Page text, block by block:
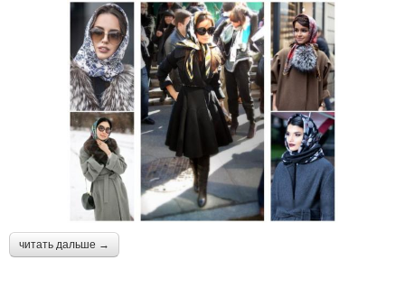
читать дальше →